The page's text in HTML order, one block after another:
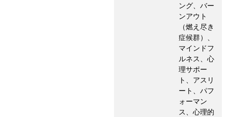
ング、バー
ンアウト
（燃え尽き
症候群）、
マインドフ
ルネス、心
理サポー
ト、アスリ
ート、パフ
ォーマン
ス、心理的